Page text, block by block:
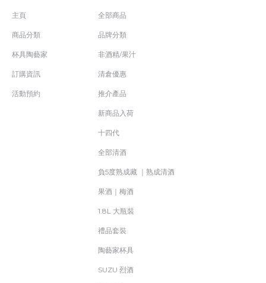
主頁
商品分類
杯具陶藝家
訂購資訊
活動預約
全部商品
品牌分類
非酒精/果汁
清倉優惠
推介產品
新商品入荷
十四代
全部清酒
負5度熟成藏 ｜熟成清酒
果酒｜梅酒
1.8L 大瓶裝
禮品套裝
陶藝家杯具
SUZU 烈酒